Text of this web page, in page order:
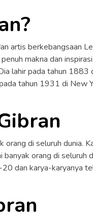
artis berkebangsaan
makna dan
lahir pada tahun 1883
tahun 1931 di New
orang di seluruh dunia.
orang di seluruh
dan karya-karyanya